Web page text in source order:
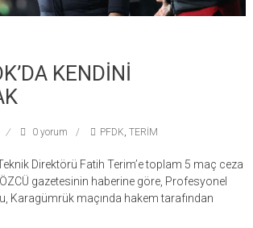
KENDİNİ
0 yorum PFDK, TERİM
Direktörü Fatih Terim’e toplam 5 maç ceza
gazetesinin haberine göre, Profesyonel
Karagümrük maçında hakem tarafından